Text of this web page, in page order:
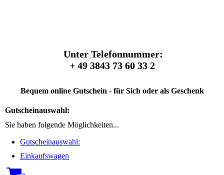
Unter Telefonnummer:
+ 49 3843 73 60 33 2
Bequem online Gutschein - für Sich oder als Geschenk
Gutscheinauswahl:
Sie haben folgende Möglichkeiten...
Gutscheinauswahl:
Einkaufswagen